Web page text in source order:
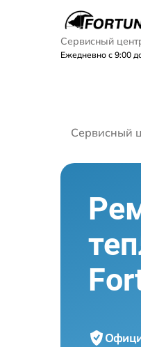
Сервисный
Ежедневно с 9:00
Сервисный